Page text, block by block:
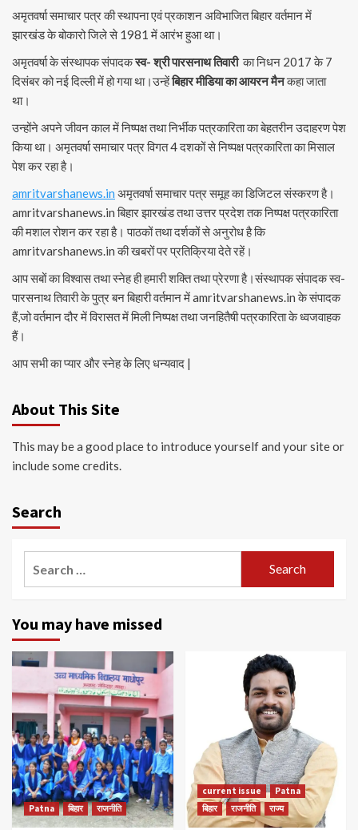
अमृतवर्षा समाचार पत्र की स्थापना एवं प्रकाशन अविभाजित बिहार वर्तमान में
झारखंड के बोकारो जिले से 1981 में आरंभ हुआ था।
अमृतवर्षा के संस्थापक संपादकस्व- श्री पारसनाथ तिवारीका निधन 2017 के 7
दिसंबर को नई दिल्ली में हो गया था।उन्हेंबिहार मीडिया का आयरन मैनकहा जाता
था।
उन्होंने अपने जीवन काल में निष्पक्ष तथा निर्भीक पत्रकारिता का बेहतरीन उदाहरण पेश
किया था। अमृतवर्षा समाचार पत्र विगत 4 दशकों से निष्पक्ष पत्रकारिता का मिसाल
पेश कर रहा है।
amritvarshanews.in अमृतवर्षा समाचार पत्र समूह का डिजिटल संस्करण है।
amritvarshanews.in बिहार झारखंड तथा उत्तर प्रदेश तक निष्पक्ष पत्रकारिता
की मशाल रोशन कर रहा है। पाठकों तथा दर्शकों से अनुरोध है कि
amritvarshanews.in की खबरों पर प्रतिक्रिया देते रहें।
आप सबों का विश्वास तथा स्नेह ही हमारी शक्ति तथा प्रेरणा है।संस्थापक संपादक स्व-
पारसनाथ तिवारी के पुत्र बन बिहारी वर्तमान में amritvarshanews.in के संपादक
हैं,जो वर्तमान दौर में विरासत में मिली निष्पक्ष तथा जनहितैषी पत्रकारिता के ध्वजवाहक
हैं।
आप सभी का प्यार और स्नेह के लिए धन्यवाद |
About This Site
This may be a good place to introduce yourself and your site or
include some credits.
Search
You may have missed
Patna बिहार राजनीति
current issue
Patna
बिहार
राजनीति राज्य